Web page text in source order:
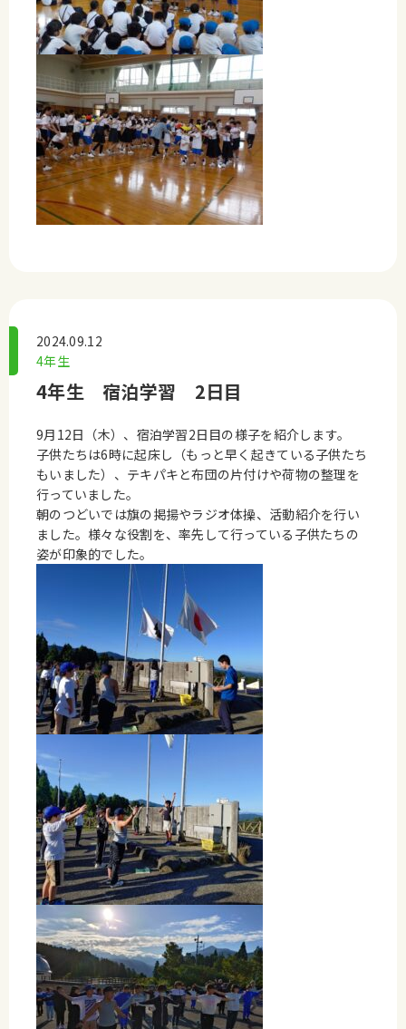
2024.09.12
4年生
4年生 宿泊学習 2日目
9月12日（木）、宿泊学習2日目の様子を紹介します。
子供たちは6時に起床し（もっと早く起きている子供たち
もいました）、テキパキと布団の片付けや荷物の整理を
行っていました。
朝のつどいでは旗の掲揚やラジオ体操、活動紹介を行い
ました。様々な役割を、率先して行っている子供たちの
姿が印象的でした。